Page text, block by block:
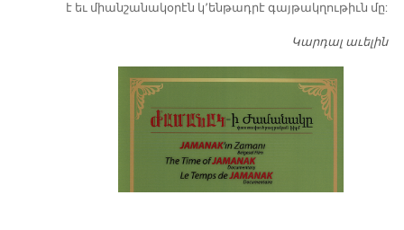
է եւ միանշանակօրէն կ՚ենթադրէ գայթակղութիւն մը:
Կարդալ աւելին